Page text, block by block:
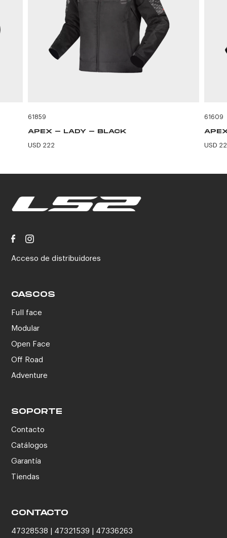
61859
APEX - LADY - BLACK
USD 222
61609
USD
Acceso de distribuidores
CASCOS
Full face
Modular
Open Face
Off Road
Adventure
SOPORTE
Contacto
Catálogos
Garantía
Tiendas
CONTACTO
47328538 | 47321539 | 47336263